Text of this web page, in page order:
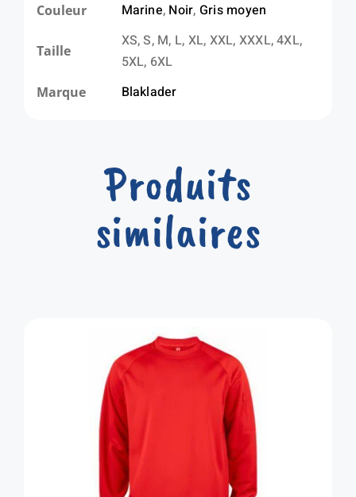
Couleur Marine, Noir, Gris moyen
Taille
XS, S, M, L, XL, XXL, XXXL, 4XL,
5XL, 6XL
Marque Blaklader
Produits
similaires